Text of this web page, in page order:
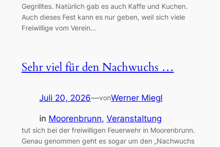
Gegrilltes. Natürlich gab es auch Kaffe und Kuchen.
Auch dieses Fest kann es nur geben, weil sich viele
Freiwillige vom Verein…
Sehr viel für den Nachwuchs …
Juli 20, 2026—vonWerner Miegl
in Moorenbrunn, Veranstaltung
tut sich bei der freiwilligen Feuerwehr in Moorenbrunn.
Genau genommen geht es sogar um den „Nachwuchs